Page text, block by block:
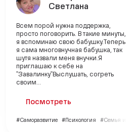
Светлана
Всем порой нужна поддержка,
просто поговорить. В такие минуты,
я вспоминаю свою бабушку.Теперь
я сама многовнучная бабушка, так
шутя назвали меня внучки.Я
приглашаю к себе на
"Завалинку"Выслушать, согреть
своим...
Посмотреть
#Саморазвитие #Психология #Семья и